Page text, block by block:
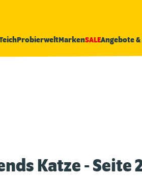
ProbierweltMarkenSALEAngebote
Katze - Seite